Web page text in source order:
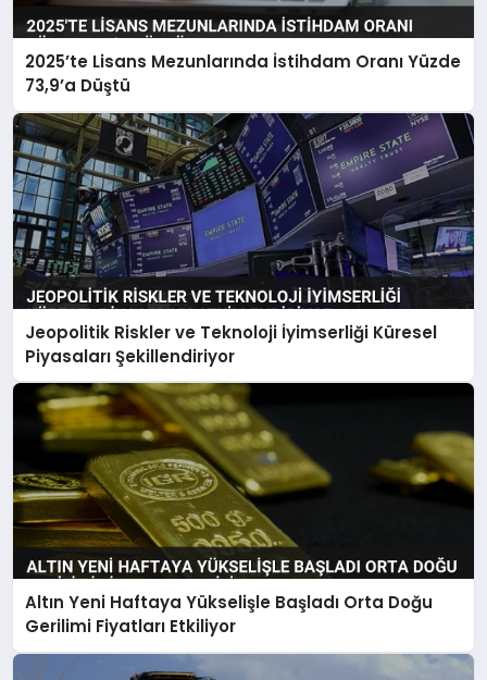
2025’te Lisans Mezunlarında İstihdam Oranı Yüzde
73,9’a Düştü
Jeopolitik Riskler ve Teknoloji İyimserliği Küresel
Piyasaları Şekillendiriyor
Altın Yeni Haftaya Yükselişle Başladı Orta Doğu
Gerilimi Fiyatları Etkiliyor